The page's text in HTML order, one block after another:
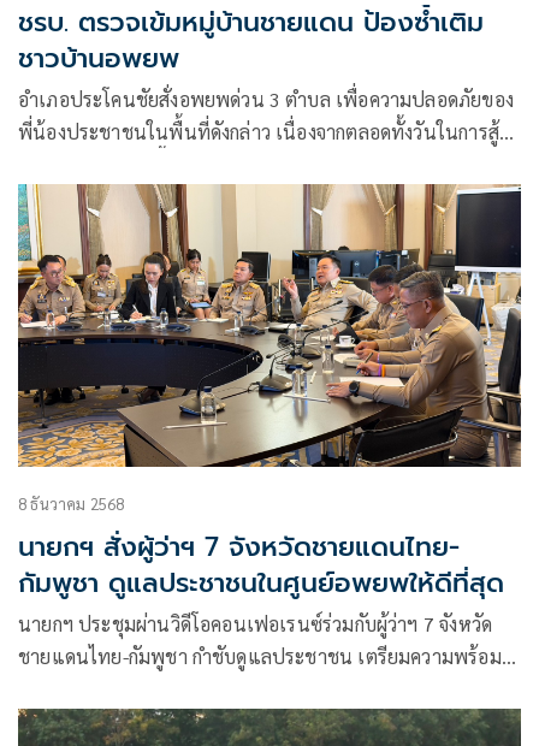
ชรบ. ตรวจเข้มหมู่บ้านชายแดน ป้องซ้ำเติม
ชาวบ้านอพยพ
อำเภอประโคนชัยสั่งอพยพด่วน 3 ตำบล เพื่อความปลอดภัยของ
พี่น้องประชาชนในพื้นที่ดังกล่าว เนื่องจากตลอดทั้งวันในการสู้
8 ธันวาคม 2568
นายกฯ สั่งผู้ว่าฯ 7 จังหวัดชายแดนไทย-
กัมพูชา ดูแลประชาชนในศูนย์อพยพให้ดีที่สุด
นายกฯ ประชุมผ่านวิดีโอคอนเฟอเรนซ์ร่วมกับผู้ว่าฯ 7 จังหวัด
ชายแดนไทย-กัมพูชา กำชับดูแลประชาชน เตรียมความพร้อม
เคลื่อนที่ดูแลศูนย์อพยพ